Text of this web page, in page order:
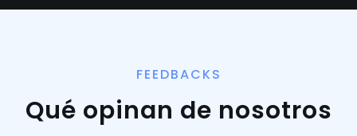
FEEDBACKS
Qué opinan de nosotros